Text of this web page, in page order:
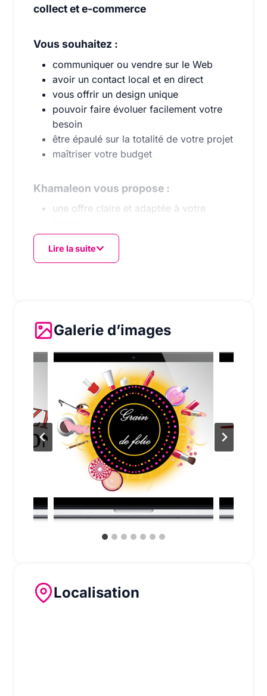
collect et e-commerce
Vous souhaitez :
communiquer ou vendre sur le Web
avoir un contact local et en direct
vous offrir un design unique
pouvoir faire évoluer facilement votre
besoin
être épaulé sur la totalité de votre projet
maîtriser votre budget
Khamaleon vous propose :
une offre claire et adaptée à votre
un même interlocuteur qui se déplace
physiquement
Notre force : la proximité
Khamaleonvous propose à la foisune
offre abordableet
personnalisée pour une
Notreproximité géographique
Lire la suite
Galerie d’images
Localisation